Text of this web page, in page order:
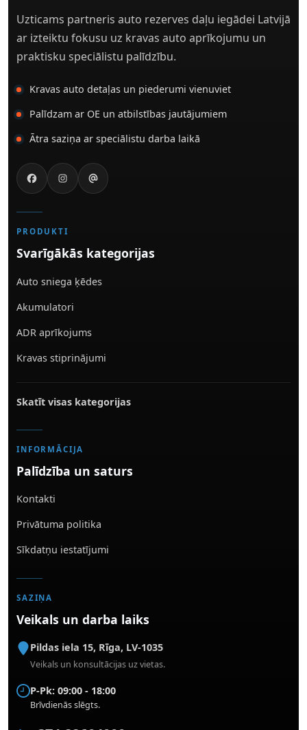
Uzticams partneris auto rezerves daļu iegādei Latvijā
ar izteiktu fokusu uz kravas auto aprīkojumu un
praktisku speciālistu palīdzību.
Kravas auto detaļas un piederumi vienuviet
Palīdzam ar OE un atbilstības jautājumiem
Ātra saziņa ar speciālistu darba laikā
PRODUKTI
Svarīgākās kategorijas
Auto sniega ķēdes
Akumulatori
ADR aprīkojums
Kravas stiprinājumi
Skatīt visas kategorijas
INFORMĀCIJA
Palīdzība un saturs
Kontakti
Privātuma politika
Sīkdatņu iestatījumi
SAZIŅA
Veikals un darba laiks
Pildas iela 15, Rīga, LV-1035
Veikals un konsultācijas uz vietas.
P-Pk: 09:00 - 18:00
Brīvdienās slēgts.